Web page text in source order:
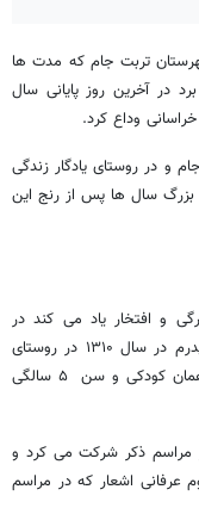
شهرستان تربت جام که مدت ها
در آخرین روز پایانی سال
وداع کرد.
تربت جام و در روستای یادگار زندگی
بزرگ سال ها پس از رنج این
و افتخار یاد می کند در
خصوص افتخارات پدر در گفتگو با مهر بیان کرد: پدرم در سال ۱۳۱۰ در روستای
سرخسرا از توابع شهرستان تایباد به دنیا آمد و از همان کودکی و سن ۵ سالگی
مراسم ذکر شرکت می کرد و
اشعار که در مراسم